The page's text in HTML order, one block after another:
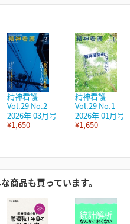
精神看護
Vol.29 No.2
2026年 03月号
¥1,650
精神看護
Vol.29 No.1
2026年 01月号
¥1,650
商品も買っています。